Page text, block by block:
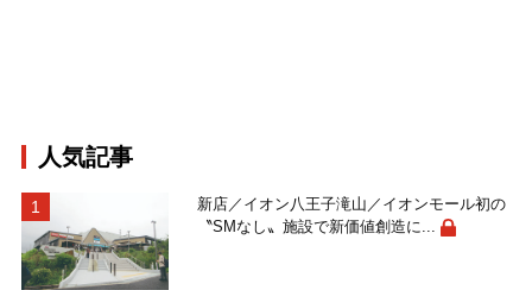
人気記事
新店／イオン八王子滝山／イオンモール初の
〝SMなし〟施設で新価値創造に...